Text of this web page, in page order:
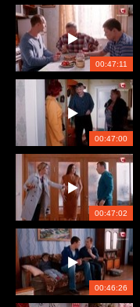
00:47:11
00:47:00
00:47:02
00:46:26